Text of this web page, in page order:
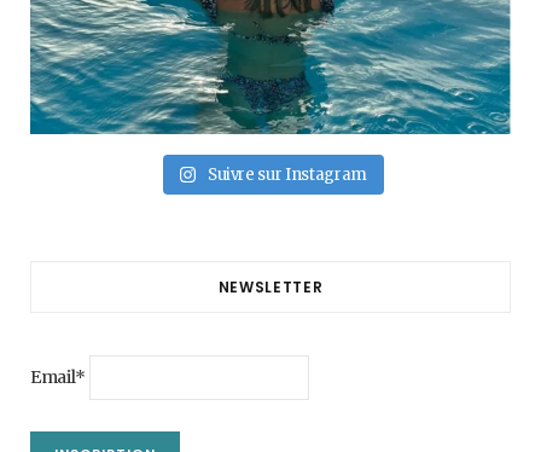
Suivre sur Instagram
NEWSLETTER
Email*